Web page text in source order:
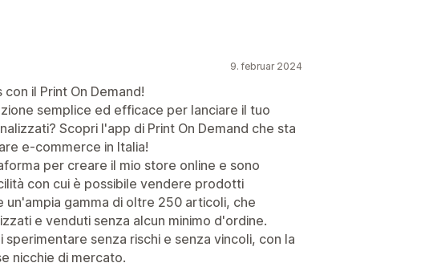
9. februar 2024
il Print On Demand!
semplice ed efficace per lanciare il tuo
Scopri l'app di Print On Demand che sta
e-commerce in Italia!
per creare il mio store online e sono
con cui è possibile vendere prodotti
un'ampia gamma di oltre 250 articoli, che
e venduti senza alcun minimo d'ordine.
sperimentare senza rischi e senza vincoli, con la
nicchie di mercato.